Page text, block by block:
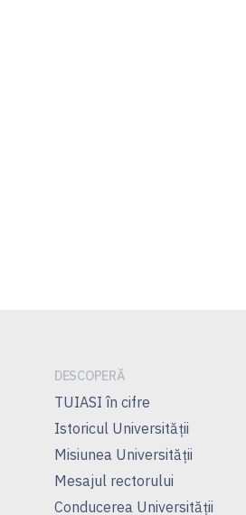
DESCOPERĂ
TUIASI în cifre
Istoricul Universităţii
Misiunea Universităţii
Mesajul rectorului
Conducerea Universităţii